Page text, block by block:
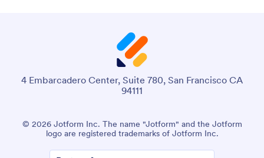
4 Embarcadero Center, Suite 780, San Francisco CA
94111
© 2026 Jotform Inc. The name "Jotform" and the Jotform
logo are registered trademarks of Jotform Inc.